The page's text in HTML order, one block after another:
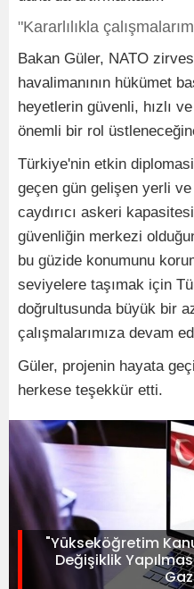
"Kararlılıkla
Bakan Güler, NATO
havalimanının hükümet
heyetlerin güvenli, hızlı
önemli bir rol
Türkiye'nin etkin
geçen gün gelişen yerli
caydırıcı askeri
güvenliğin merkezi
bu güzide konumunu
seviyelere taşımak için
doğrultusunda büyük bir
çalışmalarımıza devam
Güler, projenin hayata
herkese teşekkür etti.
"Yükseköğretim
Değişiklik